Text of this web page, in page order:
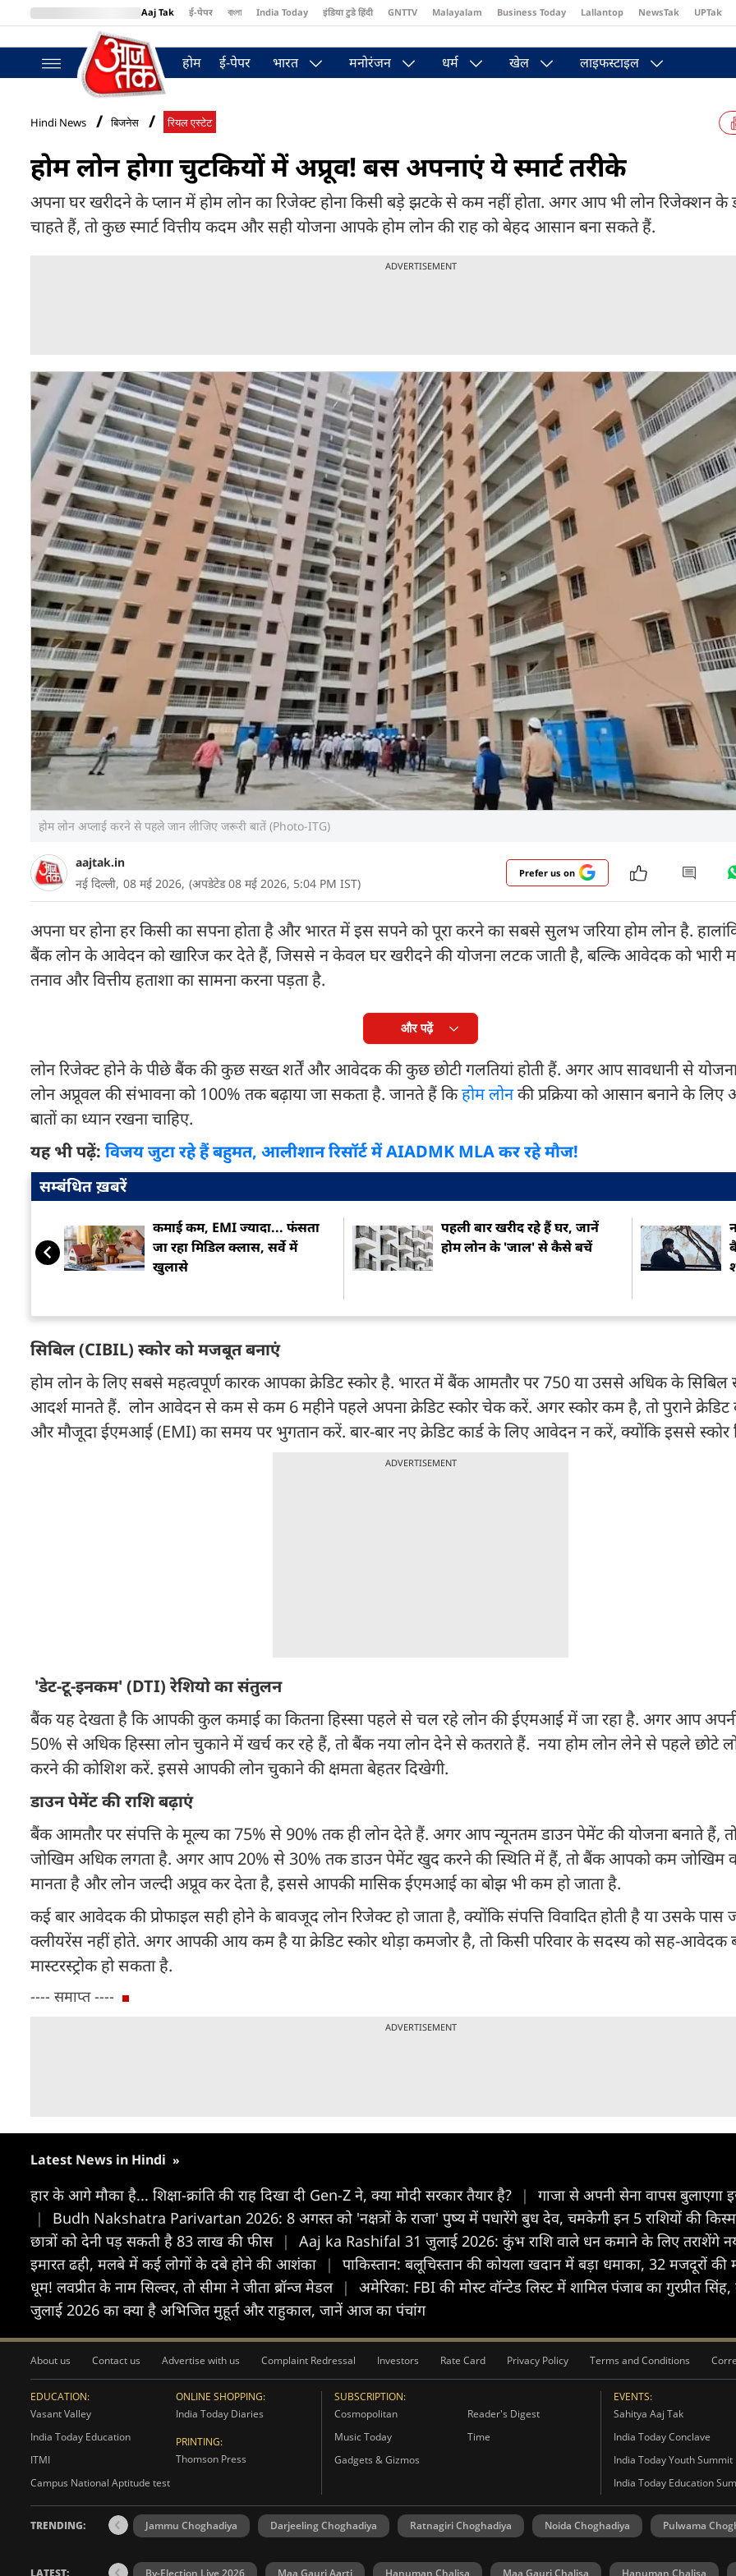
Aaj Tak ई-पेपर বাংলা India Today इंडिया टुडे हिंदी GNTTV Malayalam Business Today Lallantop NewsTak UPTak
BT Bazaar
होम ई-पेपर भारत मनोरंजन धर्म खेल लाइफस्टाइल
Hindi News बिजनेस रियल एस्टेट
होम लोन होगा चुटकियों में अप्रूव! बस अपनाएं ये स्मार्ट तरीके
अपना घर खरीदने के प्लान में होम लोन का रिजेक्ट होना किसी बड़े झटके से कम नहीं होता. अगर आप भी लोन रिजेक्शन के
चाहते हैं, तो कुछ स्मार्ट वित्तीय कदम और सही योजना आपके होम लोन की राह को बेहद आसान बना सकते हैं.
ADVERTISEMENT
होम लोन अप्लाई करने से पहले जान लीजिए जरूरी बातें (Photo-ITG)
aajtak.in
नई दिल्ली, 08 मई 2026, (अपडेटेड 08 मई 2026, 5:04 PM IST)
Prefer us on
अपना घर होना हर किसी का सपना होता है और भारत में इस सपने को पूरा करने का सबसे सुलभ जरिया होम लोन है.
बैंक लोन के आवेदन को खारिज कर देते हैं, जिससे न केवल घर खरीदने की योजना लटक जाती है, बल्कि आवेदक को भारी
तनाव और वित्तीय हताशा का सामना करना पड़ता है.
और पढ़ें
लोन रिजेक्ट होने के पीछे बैंक की कुछ सख्त शर्तें और आवेदक की कुछ छोटी गलतियां होती हैं. अगर आप सावधानी से योजना
लोन अप्रूवल की संभावना को 100% तक बढ़ाया जा सकता है. जानते हैं किहोम लोनकी प्रक्रिया को आसान बनाने के
बातों का ध्यान रखना चाहिए.
यह भी पढ़ें: विजय जुटा रहे हैं बहुमत, आलीशान रिसॉर्ट में AIADMK MLA कर रहे मौज!
सम्बंधित ख़बरें
कमाई कम, EMI ज्यादा... फंसता
जा रहा मिडिल क्लास, सर्वे में
खुलासे
पहली बार खरीद रहे हैं घर, जानें
होम लोन के 'जाल' से कैसे बचें
सिबिल (CIBIL) स्कोर को मजबूत बनाएं
होम लोन के लिए सबसे महत्वपूर्ण कारक आपका क्रेडिट स्कोर है. भारत में बैंक आमतौर पर 750 या उससे अधिक के सिबिल
आदर्श मानते हैं. लोन आवेदन से कम से कम 6 महीने पहले अपना क्रेडिट स्कोर चेक करें. अगर स्कोर कम है, तो पुराने क्रेडिट
और मौजूदा ईएमआई (EMI) का समय पर भुगतान करें. बार-बार नए क्रेडिट कार्ड के लिए आवेदन न करें, क्योंकि इससे स्कोर
ADVERTISEMENT
'डेट-टू-इनकम' (DTI) रेशियो का संतुलन
बैंक यह देखता है कि आपकी कुल कमाई का कितना हिस्सा पहले से चल रहे लोन की ईएमआई में जा रहा है. अगर आप
50% से अधिक हिस्सा लोन चुकाने में खर्च कर रहे हैं, तो बैंक नया लोन देने से कतराते हैं. नया होम लोन लेने से पहले छोटे
करने की कोशिश करें. इससे आपकी लोन चुकाने की क्षमता बेहतर दिखेगी.
डाउन पेमेंट की राशि बढ़ाएं
बैंक आमतौर पर संपत्ति के मूल्य का 75% से 90% तक ही लोन देते हैं. अगर आप न्यूनतम डाउन पेमेंट की योजना बनाते हैं,
जोखिम अधिक लगता है. अगर आप 20% से 30% तक डाउन पेमेंट खुद करने की स्थिति में हैं, तो बैंक आपको कम जोखिम
मानता है और लोन जल्दी अप्रूव कर देता है, इससे आपकी मासिक ईएमआई का बोझ भी कम हो जाता है.
कई बार आवेदक की प्रोफाइल सही होने के बावजूद लोन रिजेक्ट हो जाता है, क्योंकि संपत्ति विवादित होती है या उसके पास
क्लीयरेंस नहीं होते. अगर आपकी आय कम है या क्रेडिट स्कोर थोड़ा कमजोर है, तो किसी परिवार के सदस्य को सह-आवेदक
मास्टरस्ट्रोक हो सकता है.
---- समाप्त ----
ADVERTISEMENT
Latest News in Hindi »
हार के आगे मौका है... शिक्षा-क्रांति की राह दिखा दी Gen-Z ने, क्या मोदी सरकार तैयार है? |
गाजा से अपनी सेना वापस बुलाएगा
|
Budh Nakshatra Parivartan 2026: 8 अगस्त को 'नक्षत्रों के राजा' पुष्य में पधारेंगे बुध देव, चमकेगी इन 5 राशियों की
छात्रों को देनी पड़ सकती है 83 लाख की फीस | Aaj ka Rashifal 31 जुलाई 2026: कुंभ राशि वाले धन कमाने के लिए तराशेंगे नया
इमारत ढही, मलबे में कई लोगों के दबे होने की आशंका
| पाकिस्तान: बलूचिस्तान की कोयला खदान में बड़ा धमाका, 32 मजदूरों की
धूम! लवप्रीत के नाम सिल्वर, तो सीमा ने जीता ब्रॉन्ज मेडल | अमेरिका: FBI की मोस्ट वॉन्टेड लिस्ट में शामिल पंजाब का गुरप्रीत सिंह,
जुलाई 2026 का क्या है अभिजित मुहूर्त और राहुकाल, जानें आज का पंचांग
About us Contact us Advertise with us Complaint Redressal Investors Rate Card Privacy Policy Terms and Conditions
EDUCATION:
Vasant Valley
India Today Education
ITMI
Campus National Aptitude test
ONLINE SHOPPING:
India Today Diaries
PRINTING:
Thomson Press
SUBSCRIPTION:
Cosmopolitan
Reader's Digest
Music Today
Time
Gadgets & Gizmos
EVENTS:
Sahitya Aaj Tak
India Today Conclave
India Today Youth Summit
India Today Education
TRENDING: Jammu Choghadiya Darjeeling Choghadiya Ratnagiri Choghadiya Noida Choghadiya Pulwama
LATEST: By-Election Live 2026 Maa Gauri Aarti Hanuman Chalisa Maa Gauri Chalisa Hanuman Chalisa